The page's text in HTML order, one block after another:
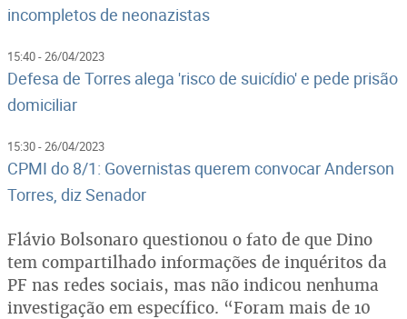
incompletos de neonazistas
15:40 - 26/04/2023
Defesa de Torres alega 'risco de suicídio' e pede prisão
domiciliar
15:30 - 26/04/2023
CPMI do 8/1: Governistas querem convocar Anderson
Torres, diz Senador
Flávio Bolsonaro questionou o fato de que Dino
tem compartilhado informações de inquéritos da
PF nas redes sociais, mas não indicou nenhuma
investigação em específico. “Foram mais de 10